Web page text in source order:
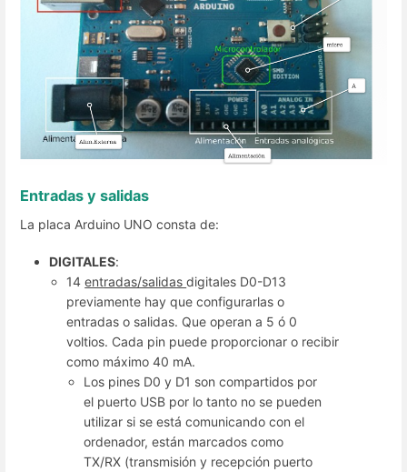
Entradas y salidas
La placa Arduino UNO consta de:
DIGITALES:
14entradas/salidasdigitales D0-D13
previamente hay que configurarlas o
entradas o salidas. Que operan a 5 ó 0
voltios. Cada pin puede proporcionar o recibir
como máximo 40 mA.
Los pines D0 y D1 son compartidos por
el puerto USB por lo tanto no se pueden
utilizar si se está comunicando con el
ordenador, están marcados como
TX/RX (transmisión y recepción puerto